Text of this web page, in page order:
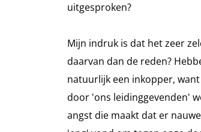
uitgesproken?
Mijn indruk is dat het zeer
daarvan dan de reden?
natuurlijk een inkopper,
door 'ons leidinggevenden'
angst die maakt dat er